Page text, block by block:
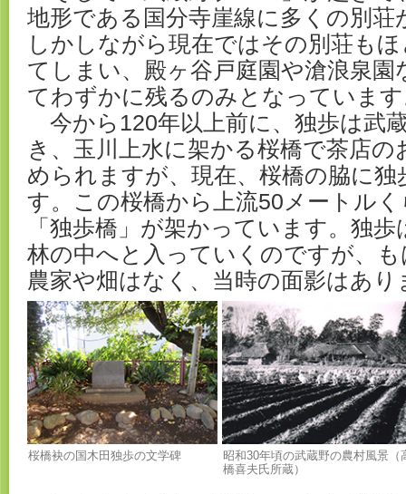
地形である国分寺崖線に多くの別
しかしながら現在ではその別荘も
てしまい、殿ヶ谷戸庭園や滄浪泉園
てわずかに残るのみとなっていま
今から120年以上前に、独歩は武
き、玉川上水に架かる桜橋で茶店
められますが、現在、桜橋の脇に
す。この桜橋から上流50メートル
「独歩橋」が架かっています。独
林の中へと入っていくのですが、
農家や畑はなく、当時の面影はあり
桜橋袂の国木田独歩の文学碑
昭和30年頃の武蔵野の農村風景（
橋喜夫氏所蔵）